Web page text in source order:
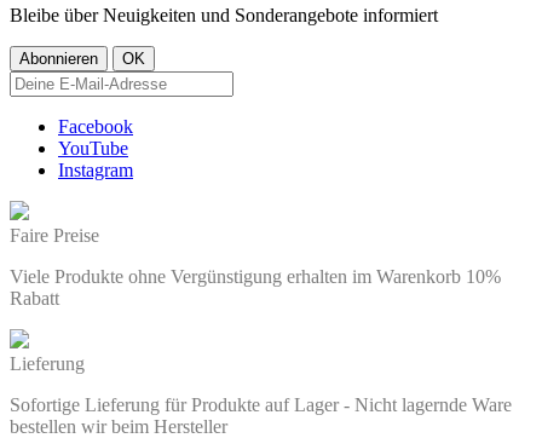
Bleibe über Neuigkeiten und Sonderangebote informiert
Facebook
YouTube
Instagram
Faire Preise
Viele Produkte ohne Vergünstigung erhalten im Warenkorb 10%
Rabatt
Lieferung
Sofortige Lieferung für Produkte auf Lager - Nicht lagernde Ware
bestellen wir beim Hersteller